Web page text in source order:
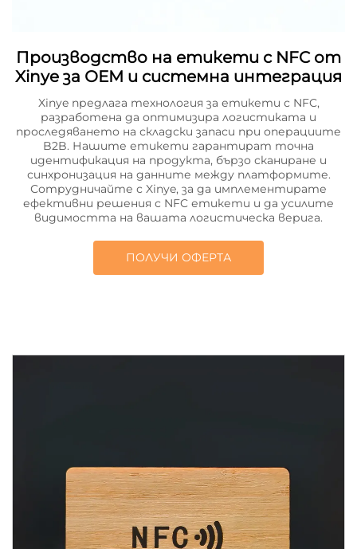
Производство на етикети с NFC от
Xinye за ОЕМ и системна интеграция
Xinye предлага технология за етикети с NFC,
разработена да оптимизира логистиката и
проследяването на складски запаси при операциите
B2B. Нашите етикети гарантират точна
идентификация на продукта, бързо сканиране и
синхронизация на данните между платформите.
Сотрудничайте с Xinye, за да имплементирате
ефективни решения с NFC етикети и да усилите
видимостта на вашата логистическа верига.
ПОЛУЧИ ОФЕРТА